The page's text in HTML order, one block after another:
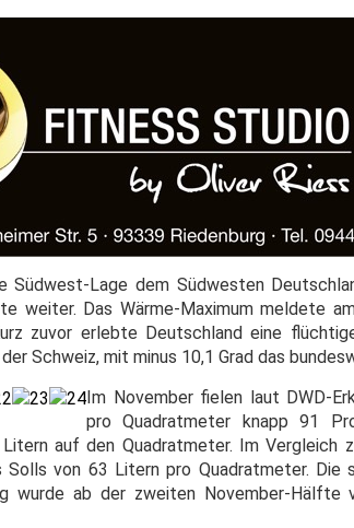
Lage dem Südwesten
weiter. Das Wärme-Maximum meldete
zuvor erlebte Deutschland eine
Schweiz, mit minus 10,1 Grad das
Im November fielen laut DWD-
pro Quadratmeter knapp 91
auf den Quadratmeter. Im Vergleich
von 63 Litern pro Quadratmeter. Die
wurde ab der zweiten November-Hälfte